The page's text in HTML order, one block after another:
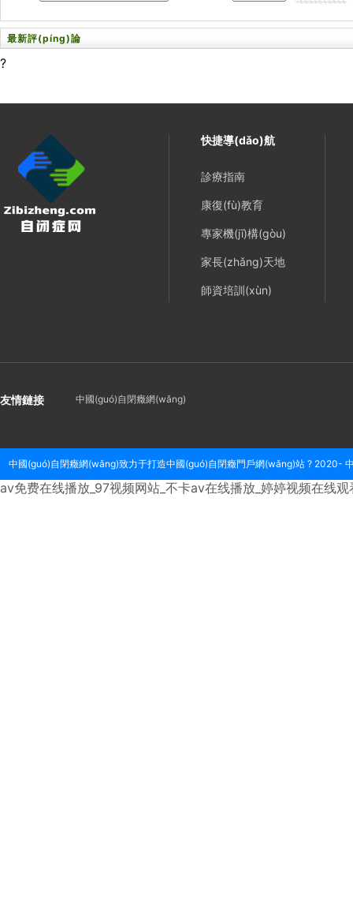
最新評(píng)論
?
快捷導(dǎo)航
診療指南
康復(fù)教育
專家機(jī)構(gòu)
家長(zhǎng)天地
師資培訓(xùn)
友情鏈接 中國(guó)自閉癥網(wǎng)
中國(guó)自閉癥網(wǎng)致力于打造中國(guó)自閉癥門戶網(wǎng)站 ? 2020-
av免费在线播放_97视频网站_不卡av在线播放_婷婷视频在线观